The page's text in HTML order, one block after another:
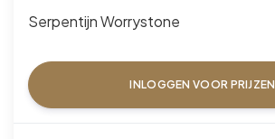
Serpentijn Worrystone
INLOGGEN VOOR PRIJZEN